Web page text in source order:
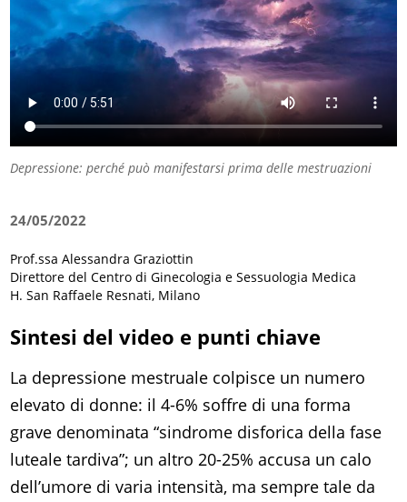
Depressione: perché può manifestarsi prima delle mestruazioni
24/05/2022
Prof.ssa Alessandra Graziottin
Direttore del Centro di Ginecologia e Sessuologia Medica
H. San Raffaele Resnati, Milano
Sintesi del video e punti chiave
La depressione mestruale colpisce un numero
elevato di donne: il 4-6% soffre di una forma
grave denominata “sindrome disforica della fase
luteale tardiva”; un altro 20-25% accusa un calo
dell’umore di varia intensità, ma sempre tale da